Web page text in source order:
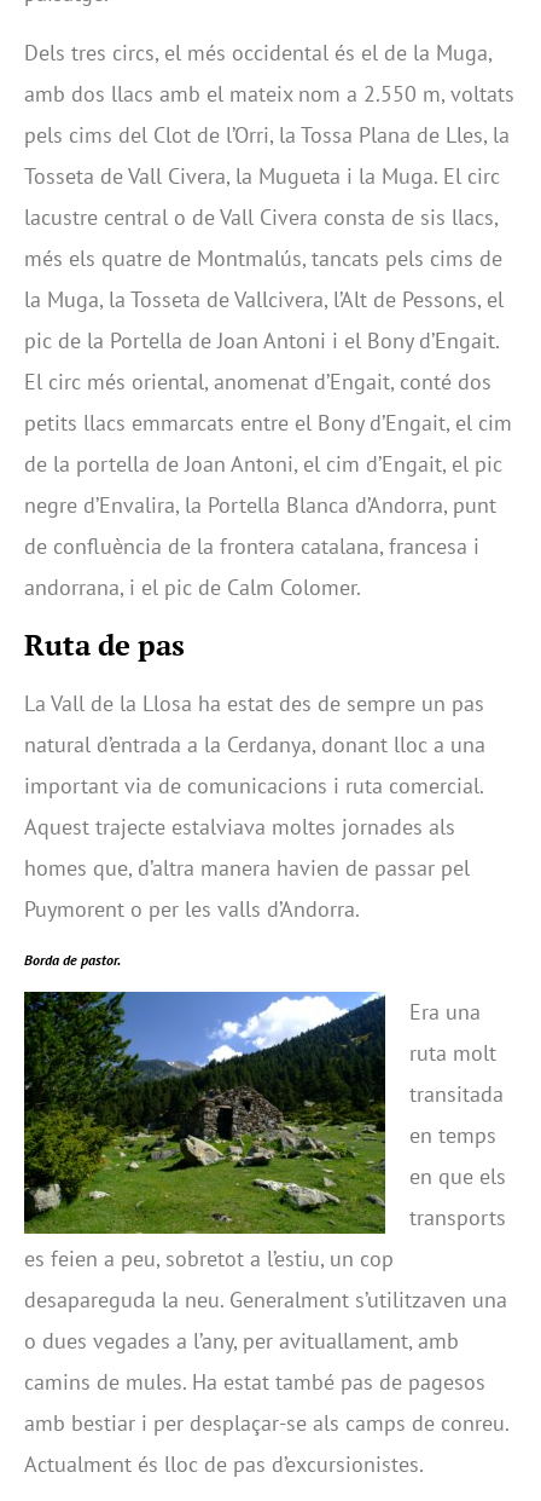
Dels tres circs, el més occidental és el de la Muga,
amb dos llacs amb el mateix nom a 2.550 m, voltats
pels cims del Clot de l’Orri, la Tossa Plana de Lles, la
Tosseta de Vall Civera, la Mugueta i la Muga. El circ
lacustre central o de Vall Civera consta de sis llacs,
més els quatre de Montmalús, tancats pels cims de
la Muga, la Tosseta de Vallcivera, l’Alt de Pessons, el
pic de la Portella de Joan Antoni i el Bony d’Engait.
El circ més oriental, anomenat d’Engait, conté dos
petits llacs emmarcats entre el Bony d’Engait, el cim
de la portella de Joan Antoni, el cim d’Engait, el pic
negre d’Envalira, la Portella Blanca d’Andorra, punt
de confluència de la frontera catalana, francesa i
andorrana, i el pic de Calm Colomer.
Ruta de pas
La Vall de la Llosa ha estat des de sempre un pas
natural d’entrada a la Cerdanya, donant lloc a una
important via de comunicacions i ruta comercial.
Aquest trajecte estalviava moltes jornades als
homes que, d’altra manera havien de passar pel
Puymorent o per les valls d’Andorra.
Borda de pastor.
Era una
ruta molt
transitada
en temps
en que els
transports
es feien a peu, sobretot a l’estiu, un cop
desapareguda la neu. Generalment s’utilitzaven una
o dues vegades a l’any, per avituallament, amb
camins de mules. Ha estat també pas de pagesos
amb bestiar i per desplaçar-se als camps de conreu.
Actualment és lloc de pas d’excursionistes.